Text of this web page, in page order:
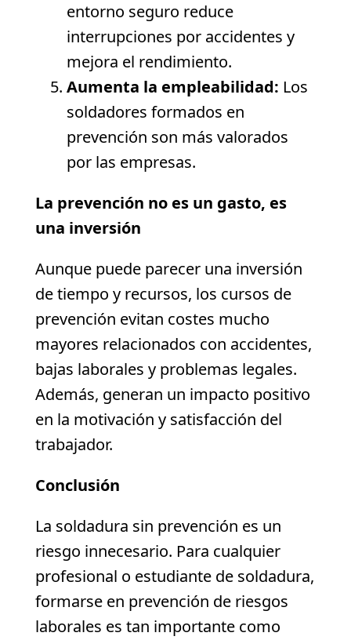
entorno seguro reduce
interrupciones por accidentes y
mejora el rendimiento.
Aumenta la empleabilidad: Los
soldadores formados en
prevención son más valorados
por las empresas.
La prevención no es un gasto, es
una inversión
Aunque puede parecer una inversión
de tiempo y recursos, los cursos de
prevención evitan costes mucho
mayores relacionados con accidentes,
bajas laborales y problemas legales.
Además, generan un impacto positivo
en la motivación y satisfacción del
trabajador.
Conclusión
La soldadura sin prevención es un
riesgo innecesario. Para cualquier
profesional o estudiante de soldadura,
formarse en prevención de riesgos
laborales es tan importante como